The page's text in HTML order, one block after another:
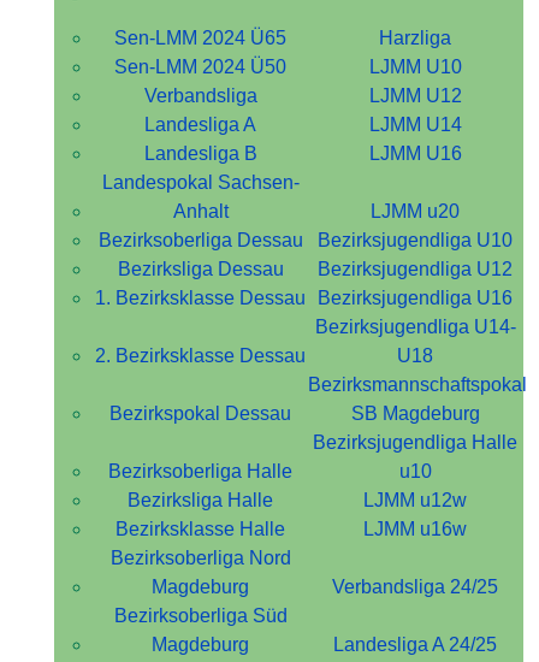
Sen-LMM 2024 Ü65
Harzliga
Sen-LMM 2024 Ü50
LJMM U10
Verbandsliga
LJMM U12
Landesliga A
LJMM U14
Landesliga B
LJMM U16
Landespokal Sachsen-
Anhalt
LJMM u20
Bezirksoberliga Dessau
Bezirksjugendliga U10
Bezirksliga Dessau
Bezirksjugendliga U12
1. Bezirksklasse Dessau
Bezirksjugendliga U16
2. Bezirksklasse Dessau
Bezirksjugendliga U14-
U18
Bezirkspokal Dessau
Bezirksmannschaftspokal
SB Magdeburg
Bezirksoberliga Halle
Bezirksjugendliga Halle
u10
Bezirksliga Halle
LJMM u12w
Bezirksklasse Halle
LJMM u16w
Bezirksoberliga Nord
Magdeburg
Verbandsliga 24/25
Bezirksoberliga Süd
Magdeburg
Landesliga A 24/25